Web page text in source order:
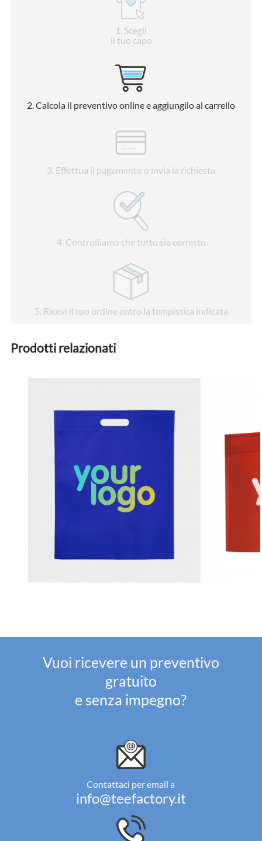
1 . Scegli
il tuo capo
2. Calcola il preventivo online e aggiungilo al carrello
3. Effettua il pagamento o invia la richiesta
4. Controlliamo che tutto sia corretto
5. Ricevi il tuo ordine entro la tempistica indicata
Prodotti relazionati
Vuoi ricevere un preventivo
gratuito
e senza impegno?
Contattaci per email a
info@teefactory.it